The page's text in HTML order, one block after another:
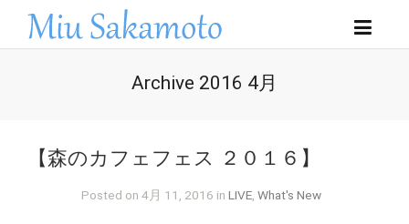
Archive 2016 4月
【森のカフェフェス ２０１６】
Posted on 4月 11, 2016 in LIVE, What's New